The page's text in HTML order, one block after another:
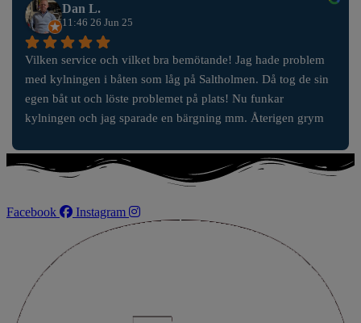
Dan L.
11:46 26 Jun 25
Vilken service och vilket bra bemötande! Jag hade problem
med kylningen i båten som låg på Saltholmen. Då tog de sin
egen båt ut och löste problemet på plats! Nu funkar
kylningen och jag sparade en bärgning mm. Återigen grym
Facebook Instagram